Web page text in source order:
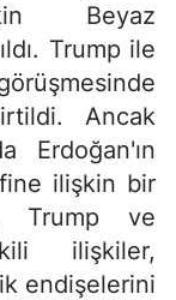
Beyaz
Trump ile
Ancak
Erdoğan'ın
ilişkin bir
Trump ve
ilişkiler,
endişelerini